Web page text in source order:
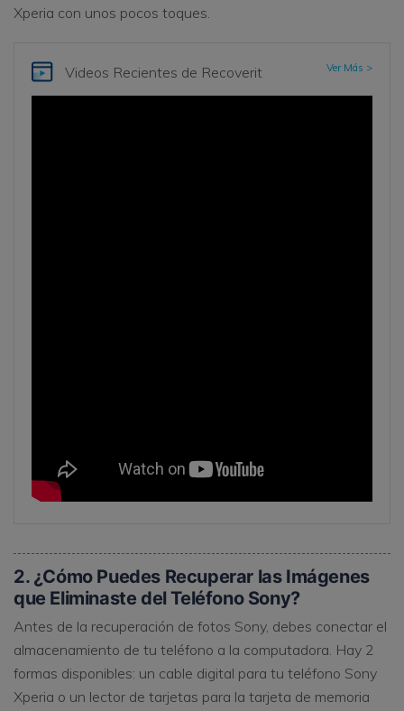
Xperia con unos pocos toques.
Videos Recientes de Recoverit Ver Más >
2. ¿Cómo Puedes Recuperar las Imágenes
que Eliminaste del Teléfono Sony?
Antes de la recuperación de fotos Sony, debes conectar el
almacenamiento de tu teléfono a la computadora. Hay 2
formas disponibles: un cable digital para tu teléfono Sony
Xperia o un lector de tarjetas para la tarjeta de memoria